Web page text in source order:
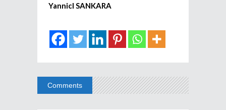
Yannicl SANKARA
Comments